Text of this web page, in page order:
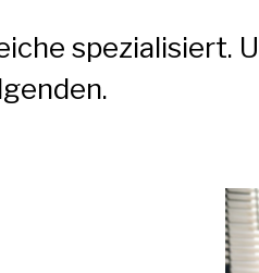
spezialisiert.